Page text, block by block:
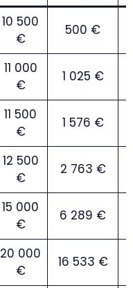
10 500
€
500 €
11 000
€
1 025 €
11 500
€
1 576 €
12 500
€
2 763 €
15 000
€
6 289 €
20 000
€
16 533 €